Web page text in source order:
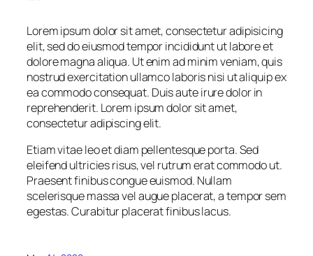
gubergren,
no
sea
sanctus
est
labore
et
dolore.
Kevin
Smith
Lorem ipsum dolor sit amet, consectetur adipisicing
elit, sed do eiusmod tempor incididunt ut labore et
dolore magna aliqua. Ut enim ad minim veniam, quis
nostrud exercitation ullamco laboris nisi ut aliquip ex
ea commodo consequat. Duis aute irure dolor in
reprehenderit. Lorem ipsum dolor sit amet,
consectetur adipiscing elit.
Etiam vitae leo et diam pellentesque porta. Sed
eleifend ultricies risus, vel rutrum erat commodo ut.
Praesent finibus congue euismod. Nullam
scelerisque massa vel augue placerat, a tempor sem
egestas. Curabitur placerat finibus lacus.